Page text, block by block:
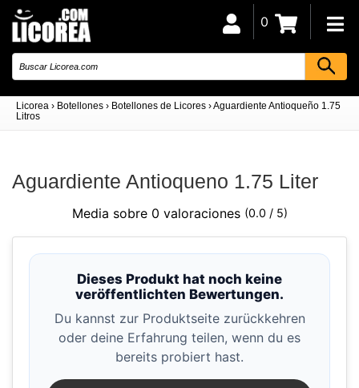
Licorea › Botellones › Botellones de Licores ›Aguardiente Antioqueño 1.75
Litros
0
Aguardiente Antioqueno 1.75 Liter
Media sobre 0 valoraciones (0.0 / 5)
Dieses Produkt hat noch keine
veröffentlichten Bewertungen.
Du kannst zur Produktseite zurückkehren
oder deine Erfahrung teilen, wenn du es
bereits probiert hast.